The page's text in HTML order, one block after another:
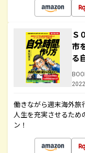
Ｓ
市
る
働きながら週末海外旅
人生を充実させるため
ン！